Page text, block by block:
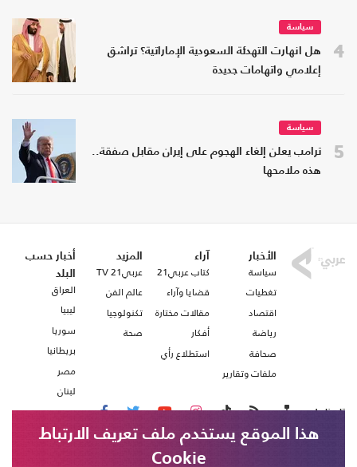
4
سياسة
هل انهارت التهدئة السعودية الإماراتية؟ تراشق
إعلامي واتهامات جديدة
5
سياسة
ترامب يعلن إلغاء الهجوم على إيران مقابل صفقة..
هذه ملامحها
الأخبار
سياسة
تغطيات
اقتصاد
رياضة
صحافة
ملفات وتقارير
آراء
كتاب عربي21
قضايا وآراء
مقالات مختارة
أفكار
استطلاع رأي
المزيد
عربي21 TV
عالم الفن
تكنولوجيا
صحة
أخبار حسب
البلد
العراق
ليبيا
سوريا
بريطانيا
مصر
لبنان
تابعنا على
هذا الموقع يستخدم ملف تعريف الارتباط
Cookie